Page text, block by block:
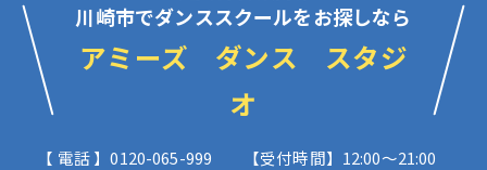
川崎市でダンススクールをお探しなら
アミーズ ダンス スタジ
オ
【 電話 】0120-065-999
【受付時間】12:00〜21:00